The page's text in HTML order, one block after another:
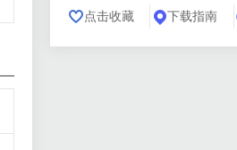
点击收藏 下载指南